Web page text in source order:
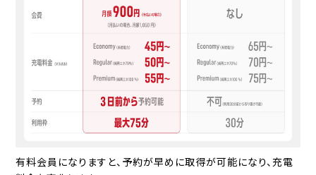
有料会員になりますと、予約が早めに取得が可能になり、充電